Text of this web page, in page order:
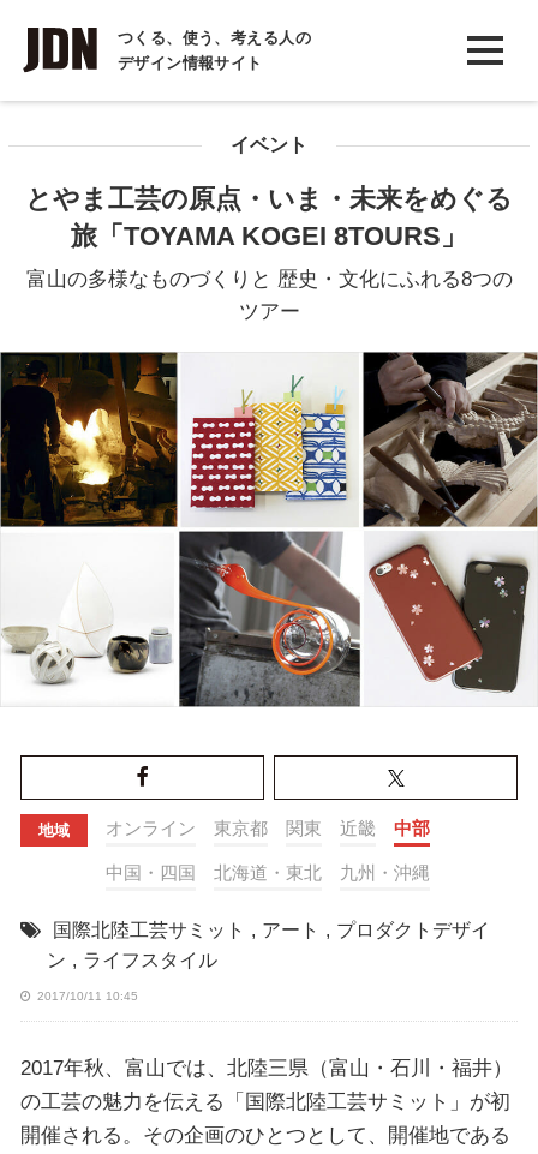
つくる、使う、考える人の
デザイン情報サイト
INTERVIEW
インタビュー
COLUMN
イベント
とやま工芸の原点・いま・未来をめぐる
旅「TOYAMA KOGEI 8TOURS」
富山の多様なものづくりと 歴史・文化にふれる8つの
ツアー
地域 オンライン 東京都 関東 近畿 中部
中国・四国 北海道・東北 九州・沖縄
国際北陸工芸サミット , アート , プロダクトデザイ
ン , ライフスタイル
2017/10/11 10:45
2017年秋、富山では、北陸三県（富山・石川・福井）
の工芸の魅力を伝える「国際北陸工芸サミット」が初
開催される。その企画のひとつとして、開催地である